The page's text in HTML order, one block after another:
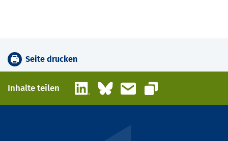
Seite drucken
Inhalte teilen LinkedInBlueskyE-Mail
Link kopieren